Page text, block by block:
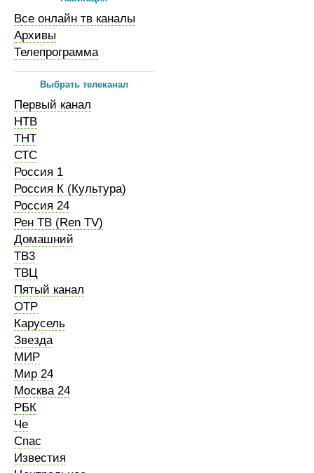
Все онлайн тв каналы
Архивы
Телепрограмма
Выбрать телеканал
Первый канал
НТВ
ТНТ
СТС
Россия 1
Россия К (Культура)
Россия 24
Рен ТВ (Ren TV)
Домашний
ТВ3
ТВЦ
Пятый канал
ОТР
Карусель
Звезда
МИР
Мир 24
Москва 24
РБК
Че
Спас
Известия